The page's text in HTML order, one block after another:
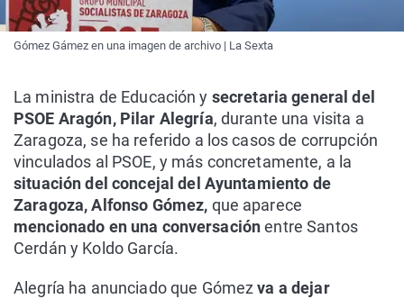
Gómez Gámez en una imagen de archivo | La Sexta
La ministra de Educación y secretaria general del
PSOE Aragón, Pilar Alegría, durante una visita a
Zaragoza, se ha referido a los casos de corrupción
vinculados al PSOE, y más concretamente, a la
situación del concejal del Ayuntamiento de
Zaragoza, Alfonso Gómez, que aparece
mencionado en una conversaciónentre Santos
Cerdán y Koldo García.
Alegría ha anunciado que Gómezva a dejar